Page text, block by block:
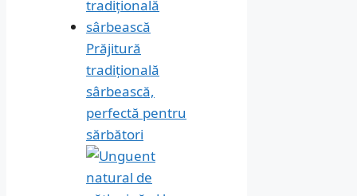
Prăjitură
tradițională
sârbească,
perfectă pentru
sărbători